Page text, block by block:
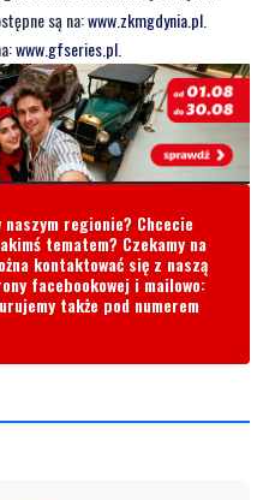
regionie? Chcecie
tematem? Czekamy na
kontaktować się z naszą
także pod numerem